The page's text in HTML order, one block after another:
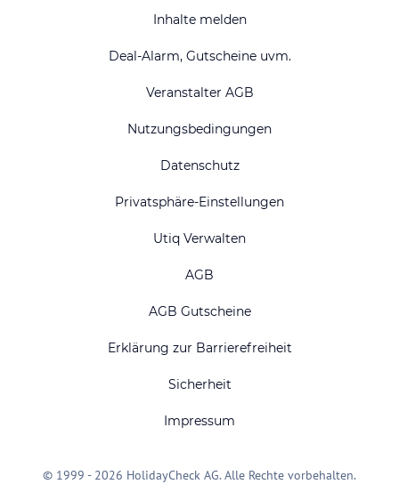
Inhalte melden
Deal-Alarm, Gutscheine uvm.
Veranstalter AGB
Nutzungsbedingungen
Datenschutz
Privatsphäre-Einstellungen
Utiq Verwalten
AGB
AGB Gutscheine
Erklärung zur Barrierefreiheit
Sicherheit
Impressum
© 1999 - 2026 HolidayCheck AG. Alle Rechte vorbehalten.